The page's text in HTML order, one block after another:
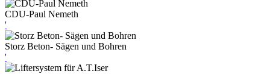
CDU-Paul Nemeth
'
Storz Beton- Sägen und Bohren
'